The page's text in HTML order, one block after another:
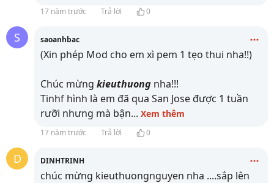
17 năm trước Trả lời 0
S saoanhbac
(Xin phép Mod cho em xì pem 1 tẹo thui nha!!)
Chúc mừng kieuthuong nha!!!
Tinhf hình là em đã qua San Jose được 1 tuần
rưỡi nhưng mà bận... Xem thêm
17 năm trước Trả lời 0
D DINHTRINH
chúc mừng kieuthuongnguyen nha ....sắp lên